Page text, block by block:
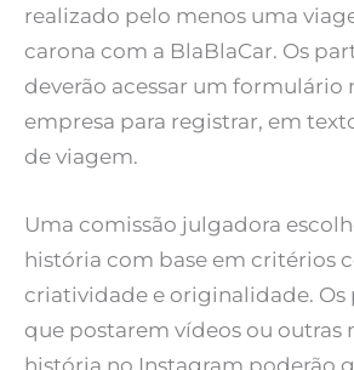
realizado pelo menos uma
carona com a BlaBlaCar. Os
deverão acessar um formulário
empresa para registrar, em
de viagem.
Uma comissão julgadora
história com base em critérios
criatividade e originalidade.
que postarem vídeos ou outras